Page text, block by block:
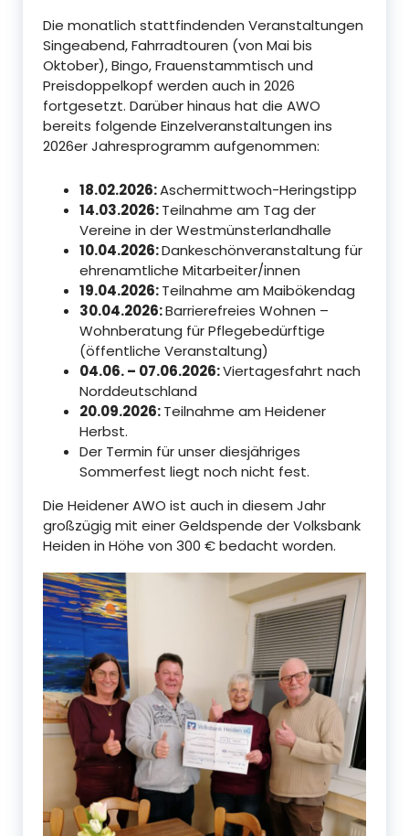
Die monatlich stattfindenden Veranstaltungen
Singeabend, Fahrradtouren (von Mai bis
Oktober), Bingo, Frauenstammtisch und
Preisdoppelkopf werden auch in 2026
fortgesetzt. Darüber hinaus hat die AWO
bereits folgende Einzelveranstaltungen ins
2026er Jahresprogramm aufgenommen:
18.02.2026:Aschermittwoch-Heringstipp
14.03.2026:Teilnahme am Tag der
Vereine in der Westmünsterlandhalle
10.04.2026:Dankeschönveranstaltung für
ehrenamtliche Mitarbeiter/innen
19.04.2026:Teilnahme am Maibökendag
30.04.2026:Barrierefreies Wohnen –
Wohnberatung für Pflegebedürftige
(öffentliche Veranstaltung)
04.06. – 07.06.2026:Viertagesfahrt nach
Norddeutschland
20.09.2026:Teilnahme am Heidener
Herbst.
Der Termin für unser diesjähriges
Sommerfest liegt noch nicht fest.
Die Heidener AWO ist auch in diesem Jahr
großzügig mit einer Geldspende der Volksbank
Heiden in Höhe von 300 € bedacht worden.